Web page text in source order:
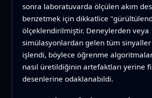
sonra laboratuvarda ölçülen akım
benzetmek için dikkatlice
ölçeklendirilmiştir. Deneylerden veya
simülasyonlardan gelen tüm sinyaller
işlendi, böylece öğrenme
nasıl üretildiğinin artefaktları yerine
desenlerine odaklanabildi.